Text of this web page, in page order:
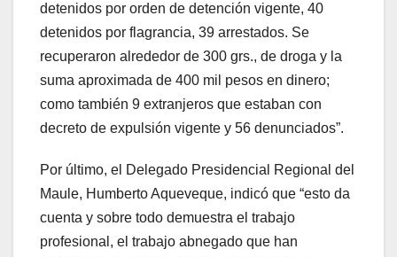
detenidos por orden de detención vigente, 40
detenidos por flagrancia, 39 arrestados. Se
recuperaron alrededor de 300 grs., de droga y la
suma aproximada de 400 mil pesos en dinero;
como también 9 extranjeros que estaban con
decreto de expulsión vigente y 56 denunciados”.
Por último, el Delegado Presidencial Regional del
Maule, Humberto Aqueveque, indicó que “esto da
cuenta y sobre todo demuestra el trabajo
profesional, el trabajo abnegado que han